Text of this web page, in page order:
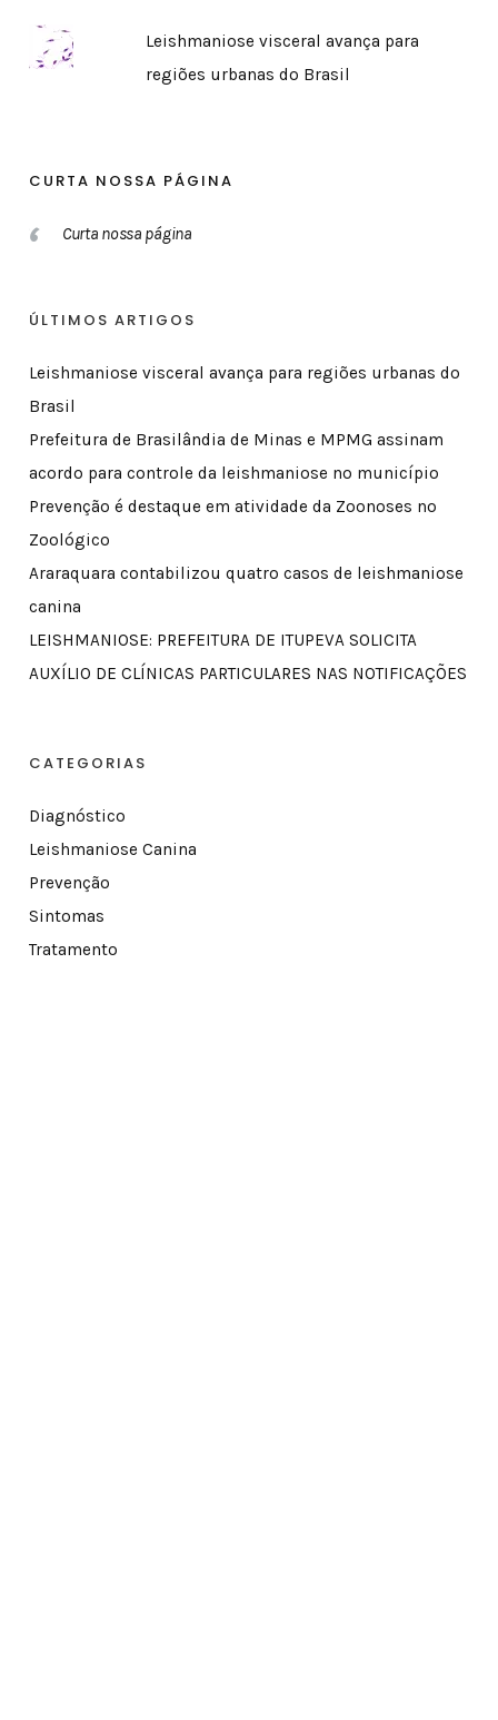
Leishmaniose visceral avança para
regiões urbanas do Brasil
CURTA NOSSA PÁGINA
Curta nossa página
ÚLTIMOS ARTIGOS
Leishmaniose visceral avança para regiões urbanas do
Brasil
Prefeitura de Brasilândia de Minas e MPMG assinam
acordo para controle da leishmaniose no município
Prevenção é destaque em atividade da Zoonoses no
Zoológico
Araraquara contabilizou quatro casos de leishmaniose
canina
LEISHMANIOSE: PREFEITURA DE ITUPEVA SOLICITA
AUXÍLIO DE CLÍNICAS PARTICULARES NAS NOTIFICAÇÕES
CATEGORIAS
Diagnóstico
Leishmaniose Canina
Prevenção
Sintomas
Tratamento